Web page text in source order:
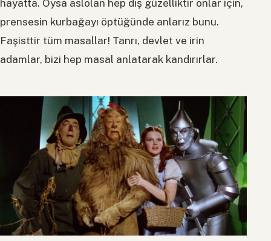
hayatta. Oysa aslolan hep dış güzelliktir onlar için,
prensesin kurbağayı öptüğünde anlarız bunu.
Faşisttir tüm masallar! Tanrı, devlet ve irin
adamlar, bizi hep masal anlatarak kandırırlar.